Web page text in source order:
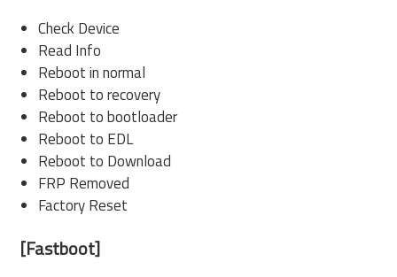
Check Device
Read Info
Reboot in normal
Reboot to recovery
Reboot to bootloader
Reboot to EDL
Reboot to Download
FRP Removed
Factory Reset
[Fastboot]